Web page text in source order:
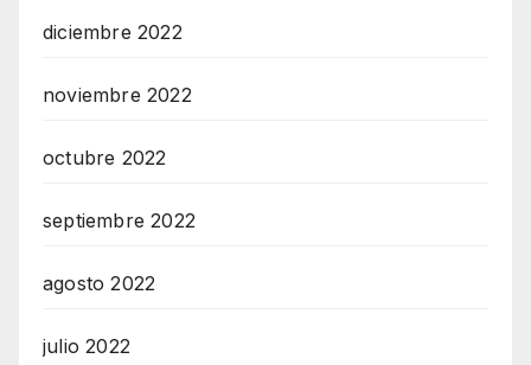
diciembre 2022
noviembre 2022
octubre 2022
septiembre 2022
agosto 2022
julio 2022